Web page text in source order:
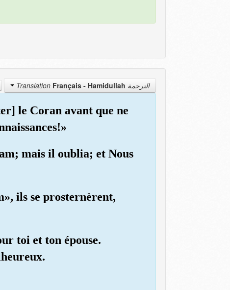
الترجمة Translation Français - Hamidullah
le Coran avant que ne
mais il oublia; et Nous
ils se prosternèrent,
toi et ton épouse.